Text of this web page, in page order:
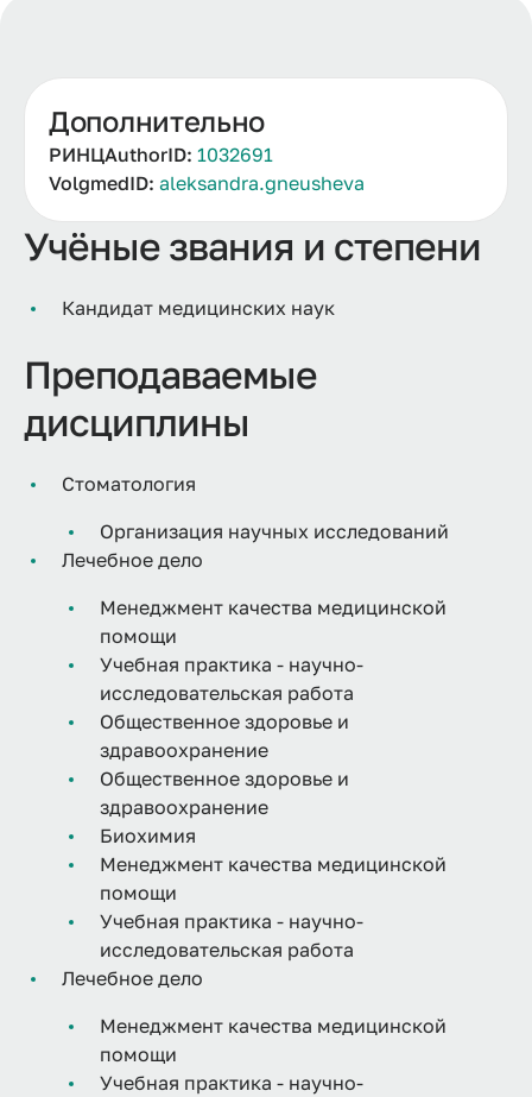
Учёные звания и степени
Кандидат медицинских наук
Преподаваемые
дисциплины
Стоматология
Организация научных исследований
Лечебное дело
Менеджмент качества медицинской
помощи
Учебная практика - научно-
исследовательская работа
Общественное здоровье и
здравоохранение
Общественное здоровье и
здравоохранение
Биохимия
Менеджмент качества медицинской
помощи
Учебная практика - научно-
исследовательская работа
Лечебное дело
Менеджмент качества медицинской
помощи
Учебная практика - научно-
Дополнительно
РИНЦAuthorID: 1032691
VolgmedID: aleksandra.gneusheva